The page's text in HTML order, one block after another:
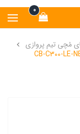
0
مُچی تیم پروازی